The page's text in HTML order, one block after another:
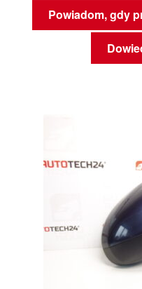
Powiadom, gdy